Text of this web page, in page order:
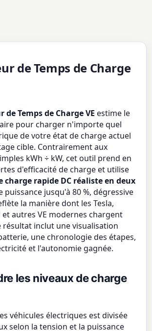
de Temps de Charge
de Temps de Charge VE estime le
pour charger n'importe quel
de votre état de charge actuel
cible. Contrairement aux
kWh ÷ kW, cet outil prend en
d'efficacité de charge et utilise
charge rapide DC réaliste en deux
puissance jusqu'à 80 %, dégressive
la manière dont les Tesla,
et autres VE modernes chargent
résultat inclut une visualisation
une chronologie des étapes,
et l'autonomie gagnée.
les niveaux de charge
véhicules électriques est divisée
selon la tension et la puissance